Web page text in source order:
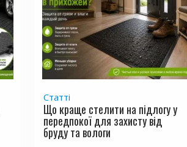
Статті
Що краще стелити на підлогу у
передпокої для захисту від
бруду та вологи